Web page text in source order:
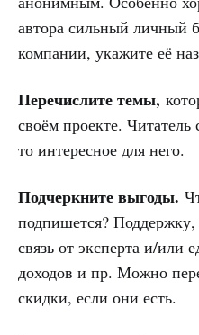
автора сильный личный
компании, укажите её
Перечислите темы,
своём проекте. Читатель
то интересное для него.
Подчеркните выгоды.
подпишется?
связь от эксперта и/или
доходов и пр. Можно
скидки, если они есть.